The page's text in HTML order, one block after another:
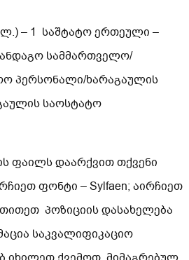
– 1 საშტატო ერთეული –
სამმართველო/
პერსონალი/ხარაგაულის
საოსტატო
ფაილს დაარქვით თქვენი
ფონტი – Sylfaen; აირჩიეთ
პოზიციის დასახელება
საკვალიფიკაციო